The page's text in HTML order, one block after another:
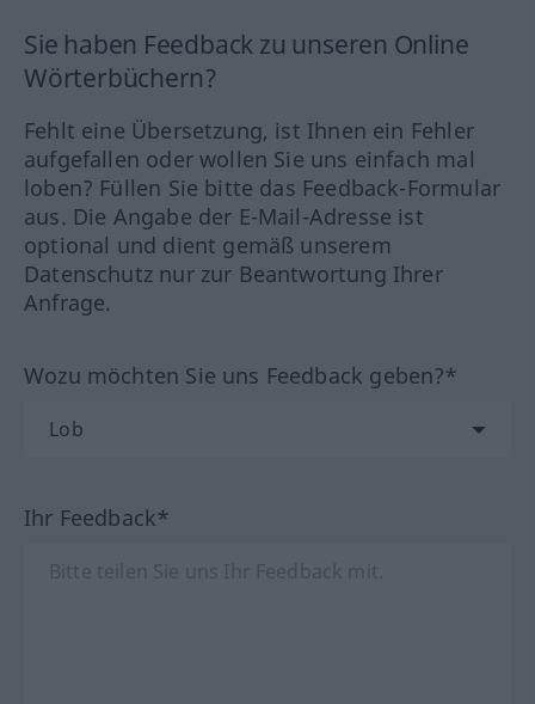
Sie haben Feedback zu unseren Online
Wörterbüchern?
Fehlt eine Übersetzung, ist Ihnen ein Fehler
aufgefallen oder wollen Sie uns einfach mal
loben? Füllen Sie bitte das Feedback-Formular
aus. Die Angabe der E-Mail-Adresse ist
optional und dient gemäß unserem
Datenschutz nur zur Beantwortung Ihrer
Anfrage.
Wozu möchten Sie uns Feedback geben?*
Ihr Feedback*